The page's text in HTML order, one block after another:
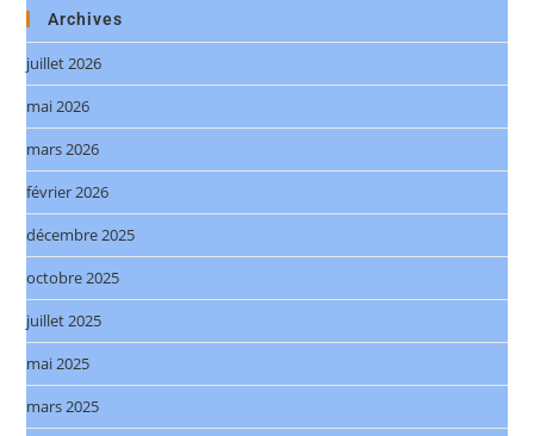
Archives
juillet 2026
mai 2026
mars 2026
février 2026
décembre 2025
octobre 2025
juillet 2025
mai 2025
mars 2025